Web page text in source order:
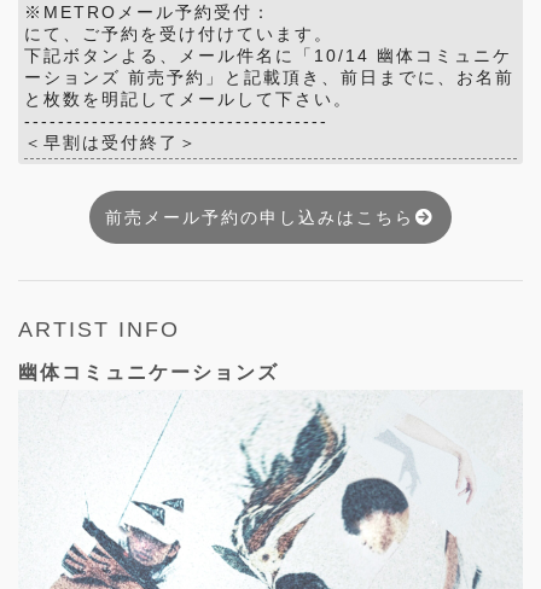
※METROメール予約受付：
にて、ご予約を受け付けています。
下記ボタンよる、メール件名に「10/14 幽体コミュニケ
ーションズ 前売予約」と記載頂き、前日までに、お名前
と枚数を明記してメールして下さい。
------------------------------------
＜早割は受付終了＞
前売メール予約の申し込みはこちら
ARTIST INFO
幽体コミュニケーションズ